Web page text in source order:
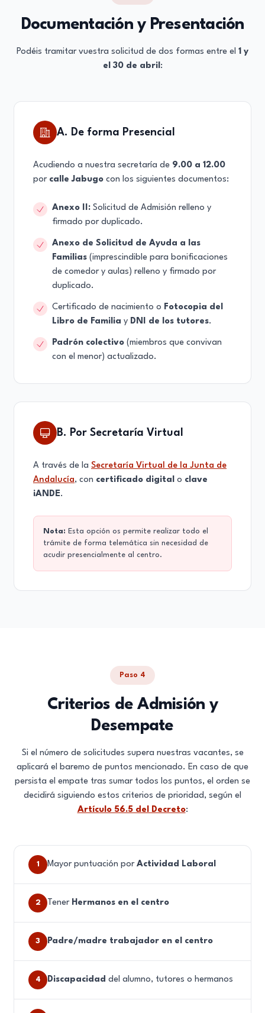
Documentación y Presentación
Podéis tramitar vuestra solicitud de dos formas entre el 1 y
el 30 de abril:
A. De forma Presencial
Acudiendo a nuestra secretaría de 9.00 a 12.00
por calle Jabugo con los siguientes documentos:
Anexo II: Solicitud de Admisión relleno y
firmado por duplicado.
Anexo de Solicitud de Ayuda a las
Familias (imprescindible para bonificaciones
de comedor y aulas) relleno y firmado por
duplicado.
Certificado de nacimiento o Fotocopia del
Libro de Familia y DNI de los tutores.
Padrón colectivo (miembros que convivan
con el menor) actualizado.
B. Por Secretaría Virtual
A través de la Secretaría Virtual de la Junta de
Andalucía, con certificado digital o clave
iANDE.
Nota: Esta opción os permite realizar todo el
trámite de forma telemática sin necesidad de
acudir presencialmente al centro.
Paso 4
Criterios de Admisión y
Desempate
Si el número de solicitudes supera nuestras vacantes, se
aplicará el baremo de puntos mencionado. En caso de que
persista el empate tras sumar todos los puntos, el orden se
decidirá siguiendo estos criterios de prioridad, según el
Artículo 56.5 del Decreto:
1 Mayor puntuación por Actividad Laboral
2 Tener Hermanos en el centro
3 Padre/madre trabajador en el centro
4 Discapacidad del alumno, tutores o hermanos